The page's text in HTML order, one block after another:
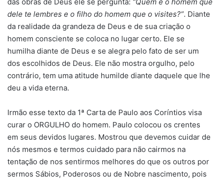
dele te lembres e o filho do homem que o visites?”. Diante
da realidade da grandeza de Deus e de sua criação o
homem consciente se coloca no lugar certo. Ele se
humilha diante de Deus e se alegra pelo fato de ser um
dos escolhidos de Deus. Ele não mostra orgulho, pelo
contrário, tem uma atitude humilde diante daquele que lhe
deu a vida eterna.
Irmão esse texto da 1ª Carta de Paulo aos Coríntios visa
curar o ORGULHO do homem. Paulo colocou os crentes
em seus devidos lugares. Mostrou que devemos cuidar de
nós mesmos e termos cuidado para não cairmos na
tentação de nos sentirmos melhores do que os outros por
sermos Sábios, Poderosos ou de Nobre nascimento, pois